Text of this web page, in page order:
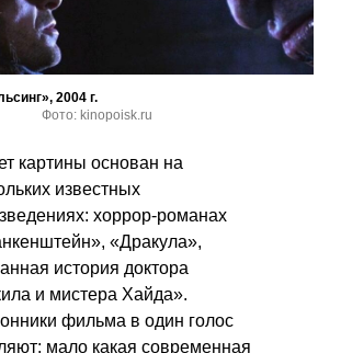
2004 г.
Фото: kinopoisk.ru
картины основан на
известных
хоррор-романах
«Дракула»,
история доктора
и мистера Хайда».
фильма в один голос
мало какая современная